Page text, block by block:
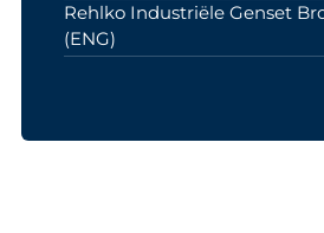
Rehlko Industriële Genset
(ENG)